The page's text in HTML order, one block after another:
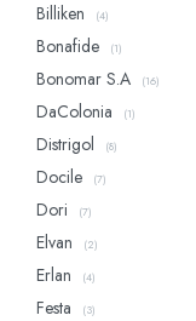
Billiken (4)
Bonafide (1)
Bonomar S.A (16)
DaColonia (1)
Distrigol (8)
Docile (7)
Dori (7)
Elvan (2)
Erlan (4)
Festa (3)